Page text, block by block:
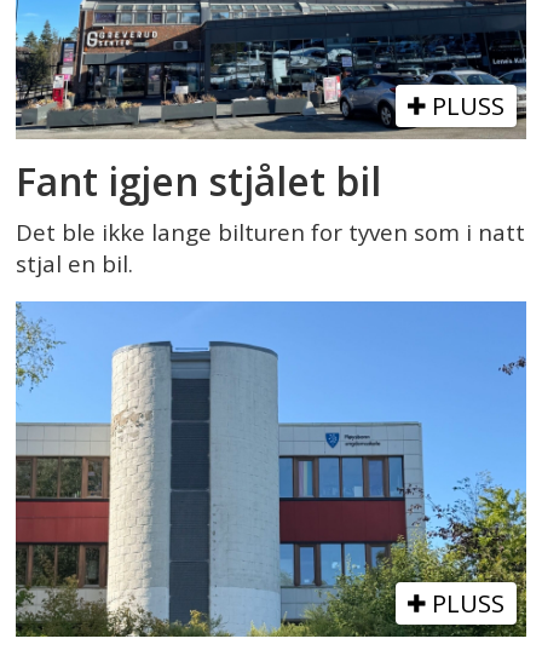
PLUSS
Fant igjen stjålet bil
Det ble ikke lange bilturen for tyven som i natt
stjal en bil.
PLUSS